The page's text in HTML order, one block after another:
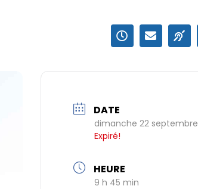
DATE
dimanche 22 septembre
Expiré!
HEURE
9 h 45 min